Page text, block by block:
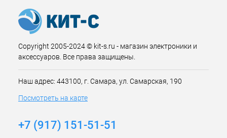
Copyright 2005-2024 © kit-s.ru - магазин электроники и
аксессуаров. Все права защищены.
Наш адрес: 443100, г. Самара, ул. Самарская, 190
Посмотреть на карте
+7 (917) 151-51-51